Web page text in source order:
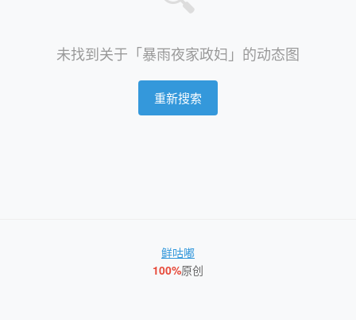
未找到关于「暴雨夜家政妇」的动态图
重新搜索
鲜咕嘟
100%原创